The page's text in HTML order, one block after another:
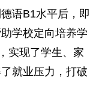
语B1水平后，即
学校定向培养学
实现了学生、家
就业压力，打破